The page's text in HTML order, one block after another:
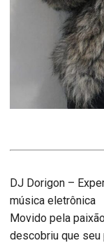
DJ Dorigon –
música eletrônica
Movido pela
descobriu que